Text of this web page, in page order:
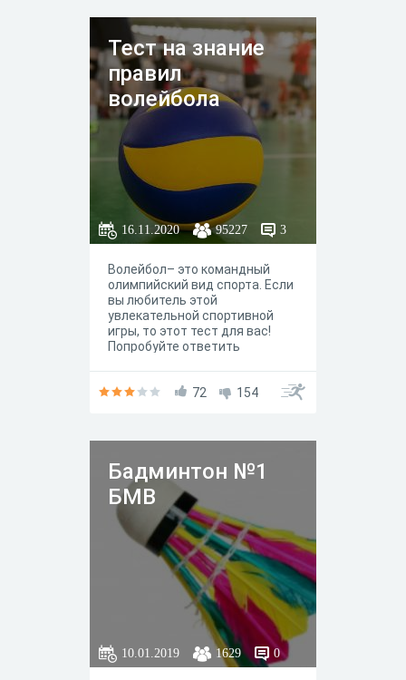
Тест на знание
правил
волейбола
16.11.2020 95227 3
Волейбол– это командный
олимпийский вид спорта. Если
вы любитель этой
увлекательной спортивной
игры, то этот тест для вас!
Попробуйте ответить
хорошо вы знаете все о
72 154
Бадминтон №1
БМВ
10.01.2019 1629 0